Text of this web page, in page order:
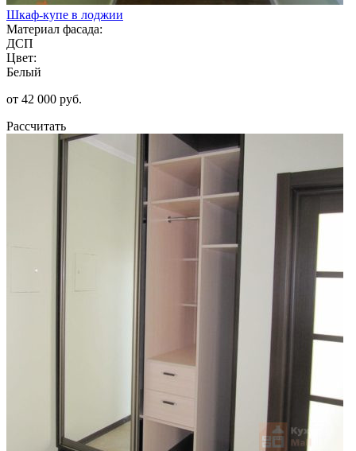
Шкаф-купе в лоджии
Материал фасада:
ДСП
Цвет:
Белый
от 42 000 руб.
Рассчитать